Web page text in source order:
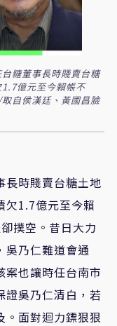
糖董事長時賤賣台糖
億元至今賴帳不
自侯漢廷、黃國昌臉
長時賤賣台糖土地
欠1.7億元至今賴
撲空。昔日大力
吳乃仁難道會通
案也讓時任台南市
證吳乃仁清白，若
。面對迴力鏢狠狠